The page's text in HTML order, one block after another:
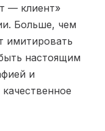
— клиент»
Больше, чем
имитировать
настоящим
и